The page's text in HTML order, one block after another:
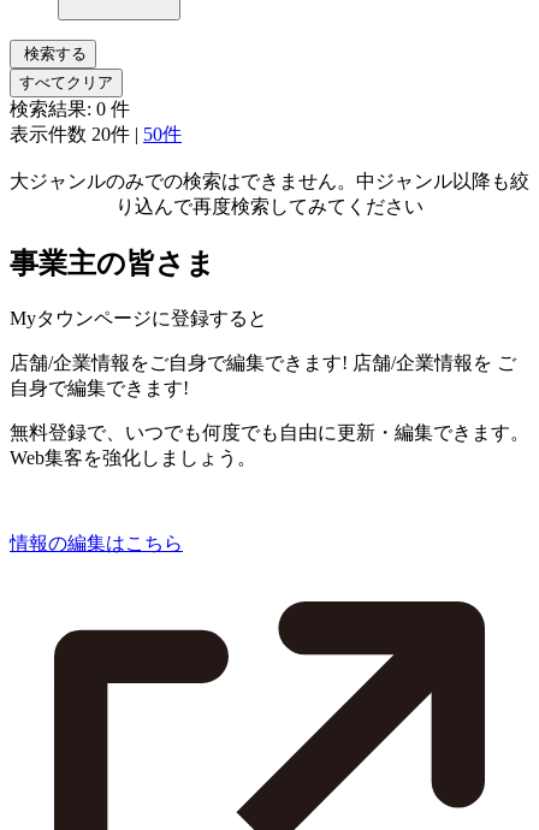
検索する
すべてクリア
検索結果: 0 件
表示件数 20件 | 50件
大ジャンルのみでの検索はできません。中ジャンル以降も絞
り込んで再度検索してみてください
事業主の皆さま
Myタウンページに登録すると
店舗/企業情報をご自身で編集できます! 店舗/企業情報を ご
自身で編集できます!
無料登録で、いつでも何度でも自由に更新・編集できます。
Web集客を強化しましょう。
情報の編集はこちら